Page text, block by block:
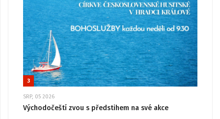
3
SRP, 05 2026
Východočeští zvou s předstihem na své akce